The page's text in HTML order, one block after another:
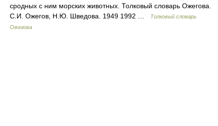
сродных с ним морских животных. Толковый словарь Ожегова.
С.И. Ожегов, Н.Ю. Шведова. 1949 1992 …
Толковый словарь
Ожегова